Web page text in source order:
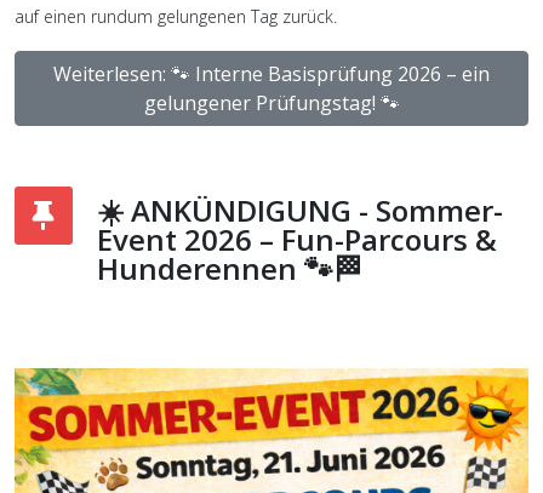
auf einen rundum gelungenen Tag zurück.
Weiterlesen: 🐾 Interne Basisprüfung 2026 – ein
gelungener Prüfungstag! 🐾
☀️ ANKÜNDIGUNG - Sommer-
Event 2026 – Fun-Parcours &
Hunderennen 🐾🏁